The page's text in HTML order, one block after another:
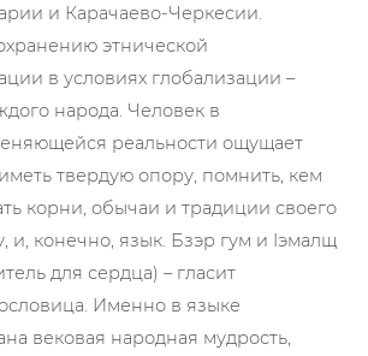
и Карачаево-Черкесии.
этнической
в условиях глобализации –
народа. Человек в
реальности ощущает
твердую опору, помнить, кем
корни, обычаи и традиции своего
и, конечно, язык. Бзэр гум и Iэмалщ
для сердца) – гласит
Именно в языке
вековая народная мудрость,